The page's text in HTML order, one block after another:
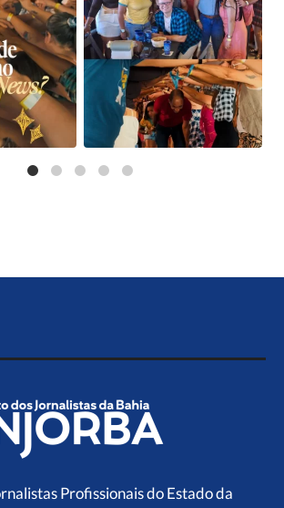
Profissionais do Estado da